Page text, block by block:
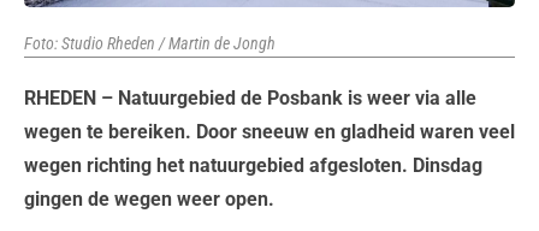
Foto: Studio Rheden / Martin de Jongh
RHEDEN – Natuurgebied de Posbank is weer via alle
wegen te bereiken. Door sneeuw en gladheid waren veel
wegen richting het natuurgebied afgesloten. Dinsdag
gingen de wegen weer open.